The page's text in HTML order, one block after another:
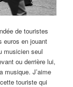
de touristes
euros en jouant
musicien seul
ou derrière lui,
musique. J’aime
touriste qui